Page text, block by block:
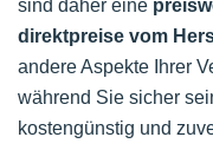
sind daher eine
direktpreise vom
andere Aspekte Ihrer
während Sie sicher
kostengünstig und